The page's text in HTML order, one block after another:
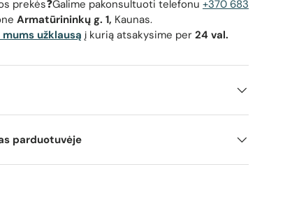
prekės❓Galime pakonsultuoti telefonu +370 683
Armatūrininkų g. 1, Kaunas.
užklausą į kurią atsakysime per 24 val.
parduotuvėje